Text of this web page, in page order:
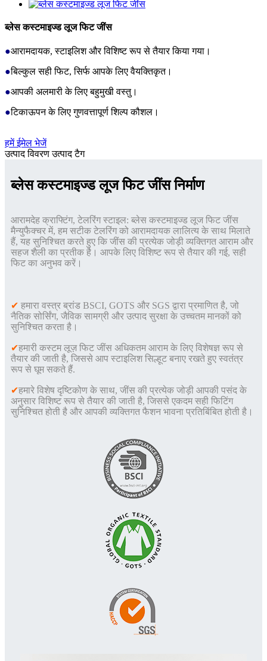
ब्लेस कस्टमाइज्ड लूज फिट जींस
●आरामदायक, स्टाइलिश और विशिष्ट रूप से तैयार किया गया।
●बिल्कुल सही फिट, सिर्फ आपके लिए वैयक्तिकृत।
●आपकी अलमारी के लिए बहुमुखी वस्तु।
●टिकाऊपन के लिए गुणवत्तापूर्ण शिल्प कौशल।
हमें ईमेल भेजें
उत्पाद विवरण उत्पाद टैग
ब्लेस कस्टमाइज्ड लूज फिट जींस निर्माण
आरामदेह क्राफ्टिंग, टेलरिंग स्टाइल: ब्लेस कस्टमाइज्ड लूज फिट जींस
मैन्युफैक्चर में, हम सटीक टेलरिंग को आरामदायक लालित्य के साथ मिलाते
हैं, यह सुनिश्चित करते हुए कि जींस की प्रत्येक जोड़ी व्यक्तिगत आराम और
सहज शैली का प्रतीक है। आपके लिए विशिष्ट रूप से तैयार की गई, सही
फिट का अनुभव करें।
✔ हमारा वस्त्र ब्रांड BSCI, GOTS और SGS द्वारा प्रमाणित है, जो
नैतिक सोर्सिंग, जैविक सामग्री और उत्पाद सुरक्षा के उच्चतम मानकों को
सुनिश्चित करता है।
✔हमारी कस्टम लूज़ फिट जींस अधिकतम आराम के लिए विशेषज्ञ रूप से
तैयार की जाती है, जिससे आप स्टाइलिश सिल्हूट बनाए रखते हुए स्वतंत्र
रूप से घूम सकते हैं.
✔हमारे विशेष दृष्टिकोण के साथ, जींस की प्रत्येक जोड़ी आपकी पसंद के
अनुसार विशिष्ट रूप से तैयार की जाती है, जिससे एकदम सही फिटिंग
सुनिश्चित होती है और आपकी व्यक्तिगत फैशन भावना प्रतिबिंबित होती है।